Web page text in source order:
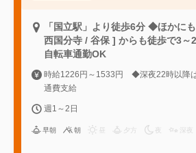
「国立駅」より徒歩6分 ◆ほかに
西国分寺 / 谷保 ] からも徒歩で3
自転車通勤OK
時給1226円～1533円 ◆深夜22時以
通費支給
週1～2日
早朝 朝 夕方 夜 深夜